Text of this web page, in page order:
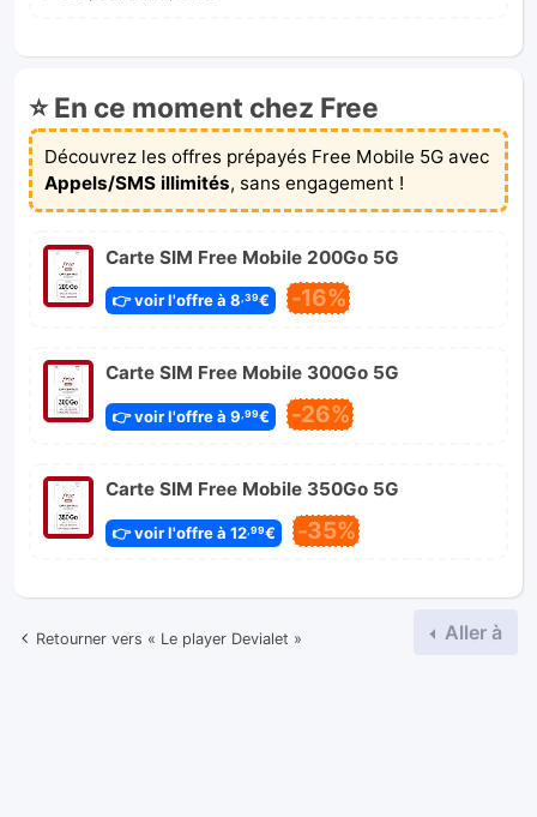
⭐ En ce moment chez Free
Découvrez les offres prépayés Free Mobile 5G avec
Appels/SMS illimités, sans engagement !
Carte SIM Free Mobile 200Go 5G
👉 voir l'offre à 8,39€ -16%
Carte SIM Free Mobile 300Go 5G
👉 voir l'offre à 9 ,99€ -26%
Carte SIM Free Mobile 350Go 5G
👉 voir l'offre à 12,99€ -35%
Retourner vers « Le player Devialet » Aller à